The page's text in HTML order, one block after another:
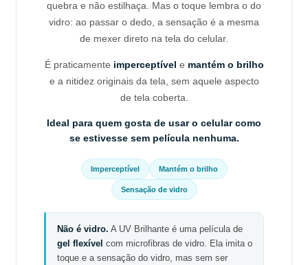
quebra e não estilhaça. Mas o toque lembra o do
vidro: ao passar o dedo, a sensação é a mesma
de mexer direto na tela do celular.
É praticamente imperceptível e mantém o brilho
e a nitidez originais da tela, sem aquele aspecto
de tela coberta.
Ideal para quem gosta de usar o celular como
se estivesse sem película nenhuma.
Imperceptível Mantém o brilho
Sensação de vidro
Não é vidro. A UV Brilhante é uma película de
gel flexível com microfibras de vidro. Ela imita o
toque e a sensação do vidro, mas sem ser